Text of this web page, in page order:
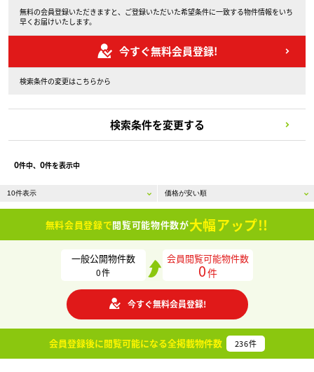
無料の会員登録いただきますと、ご登録いただいた希望条件に一致する物件情報をいち
早くお届けいたします。
今すぐ無料会員登録!
検索条件の変更はこちらから
検索条件を変更する
0件中、 0件を表示中
無料会員登録で閲覧可能物件数が大幅アップ!!
一般公開物件数
0件
会員閲覧可能物件数
0件
今すぐ無料会員登録!
会員登録後に閲覧可能になる全掲載物件数 236件